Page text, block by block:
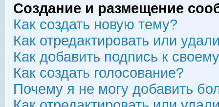
Создание и размещение
Как создать новую тему?
Как отредактировать или
Как добавить подпись к
Как создать голосование?
Почему я не могу добавить